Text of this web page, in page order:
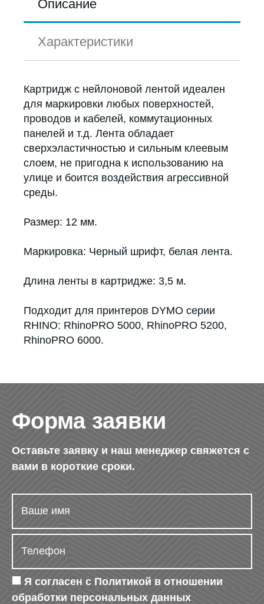
Описание
Характеристики
Картридж с нейлоновой лентой идеален
для маркировки любых поверхностей,
проводов и кабелей, коммутационных
панелей и т.д. Лента обладает
сверхэластичностью и сильным клеевым
слоем, не пригодна к использованию на
улице и боится воздействия агрессивной
среды.
Размер: 12 мм.
Маркировка: Черный шрифт, белая лента.
Длина ленты в картридже: 3,5 м.
Подходит для принтеров DYMO серии
RHINO: RhinoPRO 5000, RhinoPRO 5200,
RhinoPRO 6000.
Форма заявки
Оставьте заявку и наш менеджер свяжется с
вами в короткие сроки.
Я согласен с Политикой в отношении
обработки персональных данных